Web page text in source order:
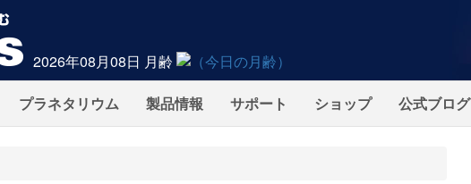
2026年08月08日 月齢
プラネタリウム 製品情報 サポート ショップ 公式ブログ